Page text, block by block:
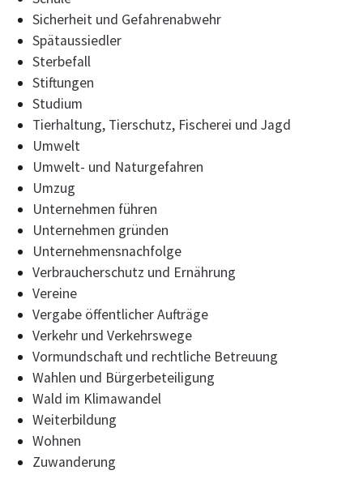
Sicherheit und Gefahrenabwehr
Spätaussiedler
Sterbefall
Stiftungen
Studium
Tierhaltung, Tierschutz, Fischerei und Jagd
Umwelt
Umwelt- und Naturgefahren
Umzug
Unternehmen führen
Unternehmen gründen
Unternehmensnachfolge
Verbraucherschutz und Ernährung
Vereine
Vergabe öffentlicher Aufträge
Verkehr und Verkehrswege
Vormundschaft und rechtliche Betreuung
Wahlen und Bürgerbeteiligung
Wald im Klimawandel
Weiterbildung
Wohnen
Zuwanderung